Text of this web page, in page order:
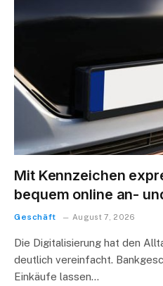
Mit Kennzeichen
bequem online an-
Geschäft August 7, 2026
Die Digitalisierung hat den
deutlich vereinfacht.
Einkäufe lassen…